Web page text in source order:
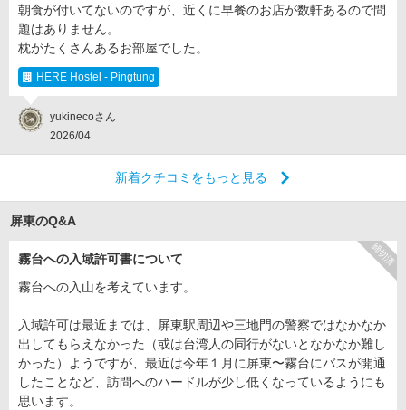
朝食が付いてないのですが、近くに早餐のお店が数軒あるので問
題はありません。
枕がたくさんあるお部屋でした。
HERE Hostel - Pingtung
yukinecoさん
2026/04
新着クチコミをもっと見る
屏東のQ&A
締切済
霧台への入域許可書について
霧台への入山を考えています。
入域許可は最近までは、屏東駅周辺や三地門の警察ではなかなか
出してもらえなかった（或は台湾人の同行がないとなかなか難し
かった）ようですが、最近は今年１月に屏東〜霧台にバスが開通
したことなど、訪問へのハードルが少し低くなっているようにも
思います。